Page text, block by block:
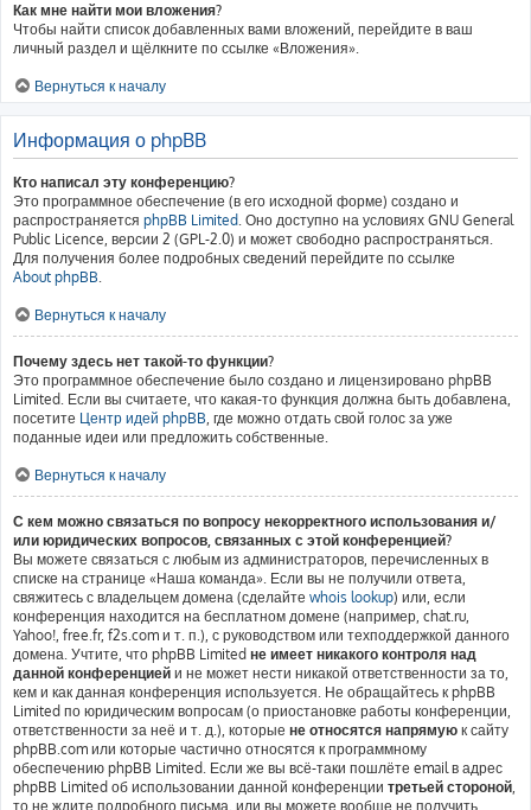
Как мне найти мои вложения?
Чтобы найти список добавленных вами вложений, перейдите в ваш
личный раздел и щёлкните по ссылке «Вложения».
Вернуться к началу
Информация о phpBB
Кто написал эту конференцию?
Это программное обеспечение (в его исходной форме) создано и
распространяется phpBB Limited. Оно доступно на условиях GNU General
Public Licence, версии 2 (GPL-2.0) и может свободно распространяться.
Для получения более подробных сведений перейдите по ссылке
About phpBB.
Вернуться к началу
Почему здесь нет такой-то функции?
Это программное обеспечение было создано и лицензировано phpBB
Limited. Если вы считаете, что какая-то функция должна быть добавлена,
посетите Центр идей phpBB, где можно отдать свой голос за уже
поданные идеи или предложить собственные.
Вернуться к началу
С кем можно связаться по вопросу некорректного использования и/
или юридических вопросов, связанных с этой конференцией?
Вы можете связаться с любым из администраторов, перечисленных в
списке на странице «Наша команда». Если вы не получили ответа,
свяжитесь с владельцем домена (сделайте whois lookup) или, если
конференция находится на бесплатном домене (например, chat.ru,
Yahoo!, free.fr, f2s.com и т. п.), с руководством или техподдержкой данного
домена. Учтите, что phpBB Limited не имеет никакого контроля над
данной конференцией и не может нести никакой ответственности за то,
кем и как данная конференция используется. Не обращайтесь к phpBB
Limited по юридическим вопросам (о приостановке работы конференции,
ответственности за неё и т. д.), которые не относятся напрямую к сайту
phpBB.com или которые частично относятся к программному
обеспечению phpBB Limited. Если же вы всё-таки пошлёте email в адрес
phpBB Limited об использовании данной конференции третьей стороной,
то не ждите подробного письма, или вы можете вообще не получить